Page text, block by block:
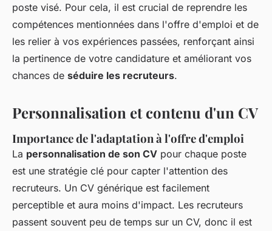
poste visé. Pour cela, il est crucial de reprendre les
compétences mentionnées dans l'offre d'emploi et de
les relier à vos expériences passées, renforçant ainsi
la pertinence de votre candidature et améliorant vos
chances de séduire les recruteurs.
Personnalisation et contenu d'un CV
Importance de l'adaptation à l'offre d'emploi
La personnalisation de son CV pour chaque poste
est une stratégie clé pour capter l'attention des
recruteurs. Un CV générique est facilement
perceptible et aura moins d'impact. Les recruteurs
passent souvent peu de temps sur un CV, donc il est